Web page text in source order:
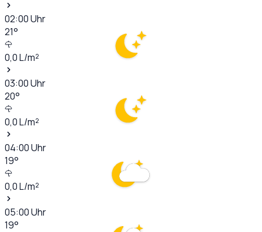
02:00Uhr
21°
0,0L/m²
03:00Uhr
20°
0,0L/m²
04:00Uhr
19°
0,0L/m²
05:00Uhr
19°